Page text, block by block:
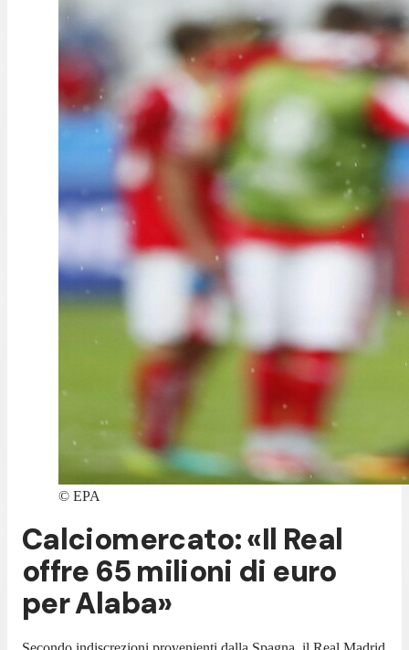
© EPA
Calciomercato: «Il Real
offre 65 milioni di euro
per Alaba»